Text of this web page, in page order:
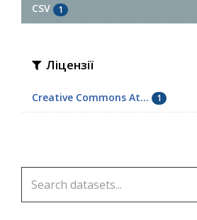
CSV 1
Ліцензії
Creative Commons At... 1